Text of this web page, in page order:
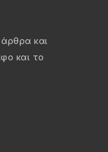
άρθρα και
και το